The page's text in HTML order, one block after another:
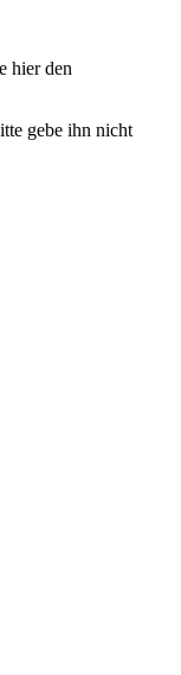
hier den
gebe ihn nicht